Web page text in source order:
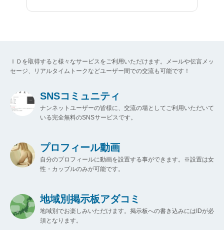
ＩＤを取得すると様々なサービスをご利用いただけます。メールや伝言メッ
セージ、リアルタイムトークなどユーザー間での交流も可能です！
SNSコミュニティ
ナンネットユーザーの皆様に、交流の場としてご利用いただいて
いる完全無料のSNSサービスです。
プロフィール動画
自分のプロフィールに動画を設置する事ができます。※設置は女
性・カップルのみが可能です。
地域別掲示板アダコミ
地域別でお楽しみいただけます。掲示板への書き込みにはIDが必
須となります。